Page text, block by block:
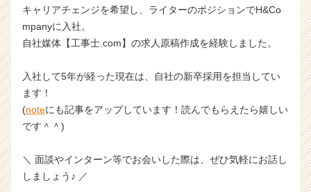
キャリアチェンジを希望し、ライターのポジションでH&Co
mpanyに入社。
自社媒体【工事士.com】の求人原稿作成を経験しました。
入社して5年が経った現在は、自社の新卒採用を担当してい
ます！
(noteにも記事をアップしています！読んでもらえたら嬉しい
です＾＾)
＼ 面談やインターン等でお会いした際は、ぜひ気軽にお話し
しましょう♪ ／